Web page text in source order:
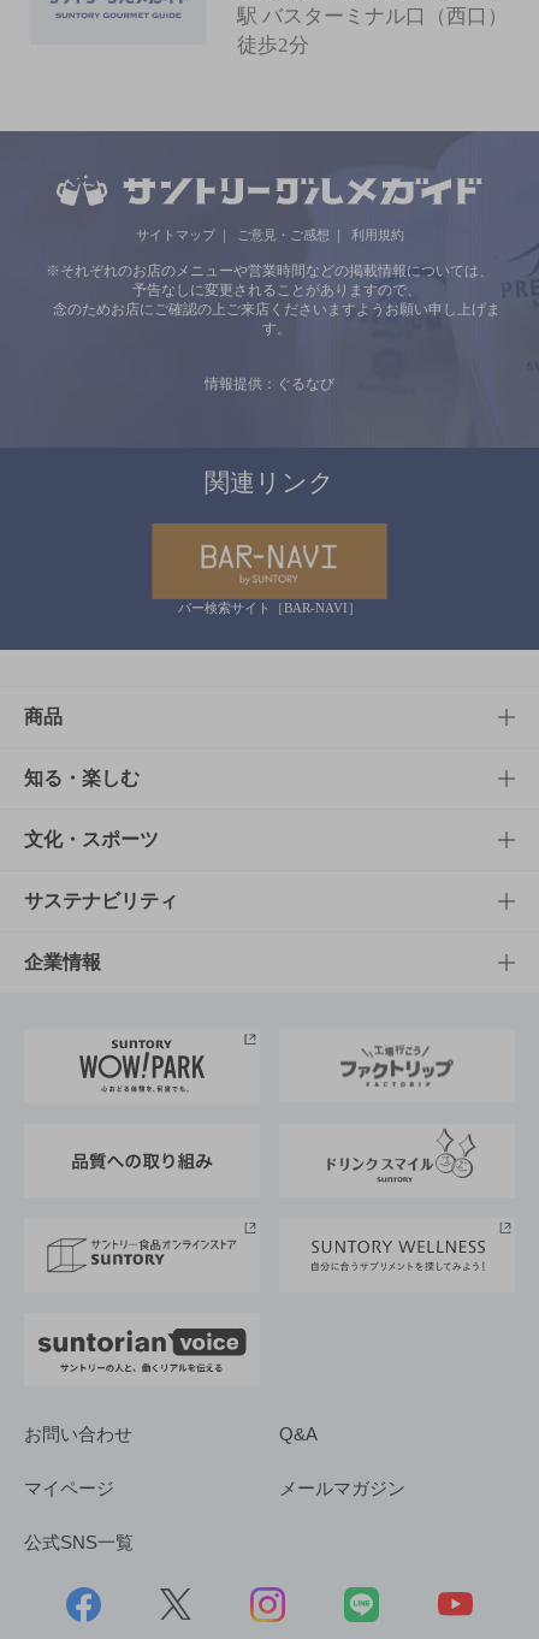
駅 バスターミナル口（西口）
徒歩2分
サイトマップ ご意見・ご感想 利用規約
※それぞれのお店のメニューや営業時間などの掲載情報については、
予告なしに変更されることがありますので、
念のためお店にご確認の上ご来店くださいますようお願い申し上げま
す。
情報提供：ぐるなび
関連リンク
バー検索サイト［BAR-NAVI］
商品
商品TOP
商品一覧
商品発売情報
栄養成分一覧
知る・楽しむ
知る・楽しむTOP
キャンペーン
工場見学
地域情報
文化・スポーツ
文化・スポーツTOP
サントリーホール
サントリーサンバーズ大阪
サステナビリティ
サステナビリティTOP
サントリーが考えるサステナビリティ経営
企業情報
企業概要
採用情報
お問い合わせ Q&A
マイページ メールマガジン
公式SNS一覧